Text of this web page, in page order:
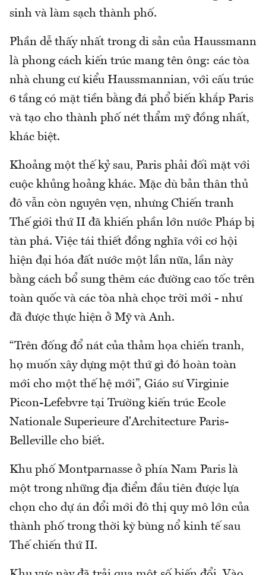
sinh và làm sạch thành phố.
Phần dễ thấy nhất trong di sản của Haussmann
là phong cách kiến trúc mang tên ông: các tòa
nhà chung cư kiểu Haussmannian, với cấu trúc
6 tầng có mặt tiền bằng đá phổ biến khắp Paris
và tạo cho thành phố nét thẩm mỹ đồng nhất,
khác biệt.
Khoảng một thế kỷ sau, Paris phải đối mặt với
cuộc khủng hoảng khác. Mặc dù bản thân thủ
đô vẫn còn nguyên vẹn, nhưng Chiến tranh
Thế giới thứ II đã khiến phần lớn nước Pháp bị
tàn phá. Việc tái thiết đồng nghĩa với cơ hội
hiện đại hóa đất nước một lần nữa, lần này
bằng cách bổ sung thêm các đường cao tốc trên
toàn quốc và các tòa nhà chọc trời mới - như
đã được thực hiện ở Mỹ và Anh.
“Trên đống đổ nát của thảm họa chiến tranh,
họ muốn xây dựng một thứ gì đó hoàn toàn
mới cho một thế hệ mới”, Giáo sư Virginie
Picon-Lefebvre tại Trường kiến trúc Ecole
Nationale Superieure d'Architecture Paris-
Belleville cho biết.
Khu phố Montparnasse ở phía Nam Paris là
một trong những địa điểm đầu tiên được lựa
chọn cho dự án đổi mới đô thị quy mô lớn của
thành phố trong thời kỳ bùng nổ kinh tế sau
Thế chiến thứ II.